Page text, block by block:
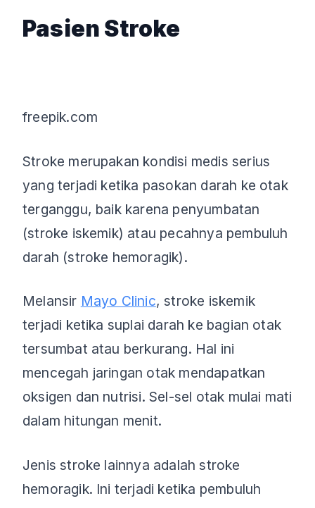
Pasien Stroke
freepik.com
Stroke merupakan kondisi medis serius
yang terjadi ketika pasokan darah ke otak
terganggu, baik karena penyumbatan
(stroke iskemik) atau pecahnya pembuluh
darah (stroke hemoragik).
Melansir Mayo Clinic, stroke iskemik
terjadi ketika suplai darah ke bagian otak
tersumbat atau berkurang. Hal ini
mencegah jaringan otak mendapatkan
oksigen dan nutrisi. Sel-sel otak mulai mati
dalam hitungan menit.
Jenis stroke lainnya adalah stroke
hemoragik. Ini terjadi ketika pembuluh